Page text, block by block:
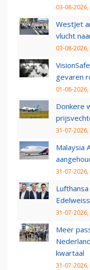
03-08-2026,
WestJet
vlucht
03-08-
gevaren
01-08-2026,
Donkere
31-07-2026,
Malaysia
31-07-2026,
31-07-2026,
Meer
kwartaal
31-07-2026,